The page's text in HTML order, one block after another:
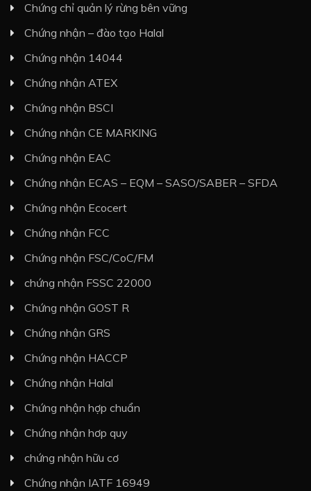
Chứng chỉ quản lý rừng bên vững
Chứng nhận – đào tạo Halal
Chứng nhận 14044
Chứng nhận ATEX
Chứng nhận BSCI
Chứng nhận CE MARKING
Chứng nhận EAC
Chứng nhận ECAS – EQM – SASO/SABER – SFDA
Chứng nhận Ecocert
Chứng nhận FCC
Chứng nhận FSC/CoC/FM
chứng nhận FSSC 22000
Chứng nhận GOST R
Chứng nhận GRS
Chứng nhận HACCP
Chứng nhận Halal
Chứng nhận hợp chuẩn
Chứng nhận hơp quy
chứng nhận hữu cơ
Chứng nhận IATF 16949